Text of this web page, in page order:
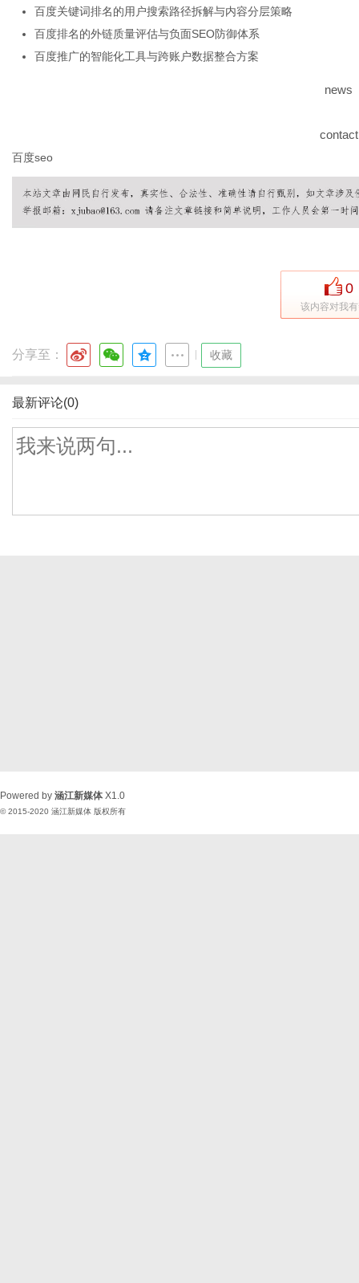
百度关键词排名的用户搜索路径拆解与内容分层策略
百度排名的外链质量评估与负面SEO防御体系
百度推广的智能化工具与跨账户数据整合方案
news
contact
百度seo
0
该内容对我
分享至： 收藏
最新评论(0)
Powered by 涵江新媒体 X1.0
© 2015-2020 涵江新媒体 版权所有